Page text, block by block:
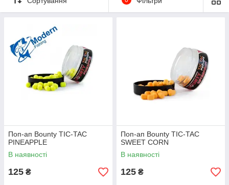
Поп-ап Bounty TIC-TAC
PINEAPPLE
В наявності
125 ₴
Поп-ап Bounty TIC-TAC
SWEET CORN
В наявності
125 ₴